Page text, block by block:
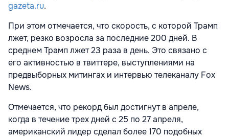
gazeta.ru.
При этом отмечается, что скорость, с которой Трамп
лжет, резко возросла за последние 200 дней. В
среднем Трамп лжет 23 раза в день. Это связано с
его активностью в твиттере, выступлениями на
предвыборных митингах и интервью телеканалу Fox
News.
Отмечается, что рекорд был достигнут в апреле,
когда в течение трех дней с 25 по 27 апреля,
американский лидер сделал более 170 подобных